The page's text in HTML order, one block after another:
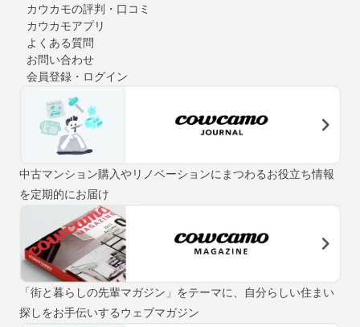
カウカモの評判・口コミ
カウカモアプリ
よくある質問
お問い合わせ
会員登録・ログイン
中古マンション購入やリノベーションにまつわるお役立ち情報
を定期的にお届け
「街と暮らしの先輩マガジン」をテーマに、自分らしい住まい
探しをお手伝いするウェブマガジン